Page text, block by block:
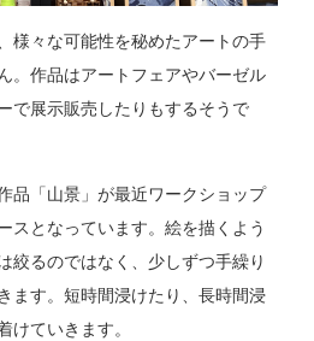
様々な可能性を秘めたアートの手
。作品はアートフェアやバーゼル
で展示販売したりもするそうで
品「山景」が最近ワークショップ
スとなっています。絵を描くよう
絞るのではなく、少しずつ手繰り
ます。短時間浸けたり、長時間浸
けていきます。